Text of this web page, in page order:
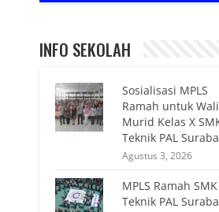
INFO SEKOLAH
Sosialisasi MPLS
Ramah untuk Wali
Murid Kelas X
Teknik PAL
Agustus 3, 2026
MPLS Ramah SMK
Teknik PAL